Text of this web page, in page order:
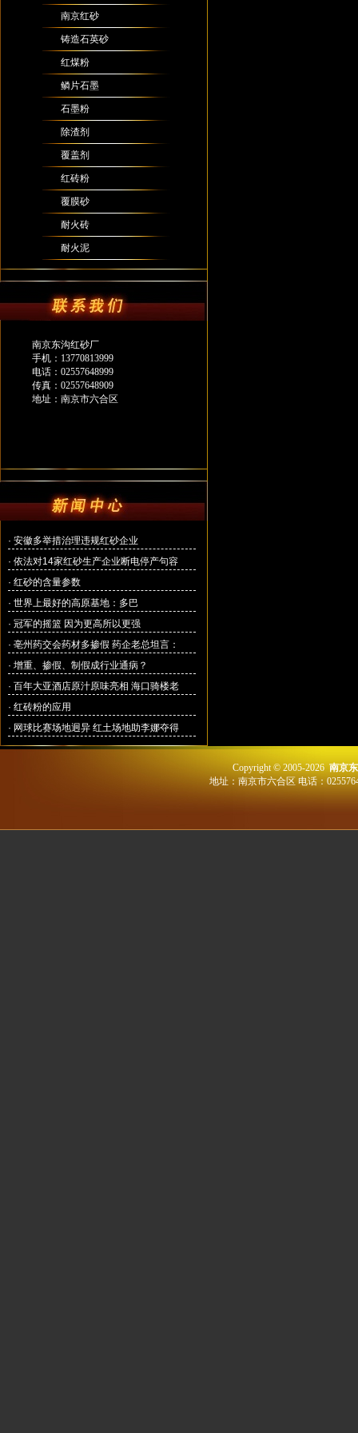
南京红砂
铸造石英砂
红煤粉
鳞片石墨
石墨粉
除渣剂
覆盖剂
红砖粉
覆膜砂
耐火砖
耐火泥
南京东沟红砂厂
手机：13770813999
电话：02557648999
传真：02557648909
地址：南京市六合区
· 安徽多举措治理违规红砂企业
· 依法对14家红砂生产企业断电停产句容
· 红砂的含量参数
· 世界上最好的高原基地：多巴
· 冠军的摇篮 因为更高所以更强
· 亳州药交会药材多掺假 药企老总坦言：
· 增重、掺假、制假成行业通病？
· 百年大亚酒店原汁原味亮相 海口骑楼老
· 红砖粉的应用
· 网球比赛场地迥异 红土场地助李娜夺得
Copyright © 2005-2026 南京
地址：南京市六合区 电话：